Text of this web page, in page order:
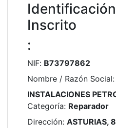
Inscrito
:
NIF: B73797862
Nombre / Razón Social:
INSTALACIONES
Categoría: Reparador
Dirección: ASTURIAS,